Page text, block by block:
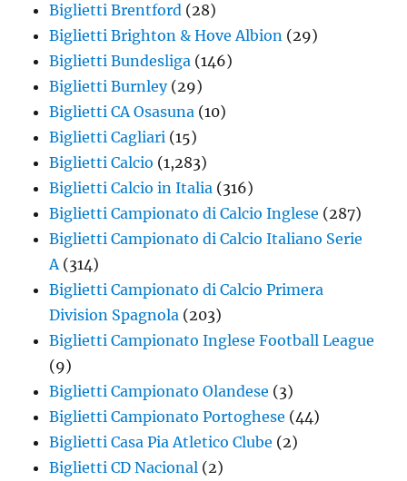
Biglietti Brentford (28)
Biglietti Brighton & Hove Albion (29)
Biglietti Bundesliga (146)
Biglietti Burnley(29)
Biglietti CA Osasuna (10)
Biglietti Cagliari (15)
Biglietti Calcio (1,283)
Biglietti Calcio in Italia (316)
Biglietti Campionato di Calcio Inglese (287)
Biglietti Campionato di Calcio Italiano Serie
A(314)
Biglietti Campionato di Calcio Primera
Division Spagnola (203)
Biglietti Campionato Inglese Football League
(9)
Biglietti Campionato Olandese (3)
Biglietti Campionato Portoghese (44)
Biglietti Casa Pia Atletico Clube (2)
Biglietti CD Nacional (2)